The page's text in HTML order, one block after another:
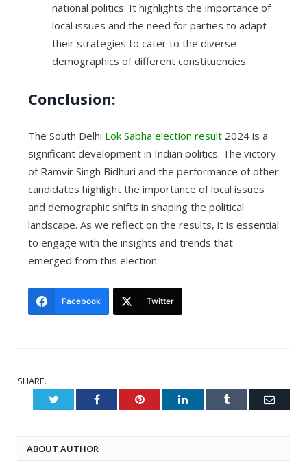
national politics. It highlights the importance of
local issues and the need for parties to adapt
their strategies to cater to the diverse
demographics of different constituencies.
Conclusion:
The South Delhi Lok Sabha election result2024 is a
significant development in Indian politics. The victory
of Ramvir Singh Bidhuri and the performance of other
candidates highlight the importance of local issues
and demographic shifts in shaping the political
landscape. As we reflect on the results, it is essential
to engage with the insights and trends that
emerged from this election.
Facebook Twitter
SHARE.
Twitter Facebook Pinterest LinkedIn Tumblr Email
ABOUT AUTHOR